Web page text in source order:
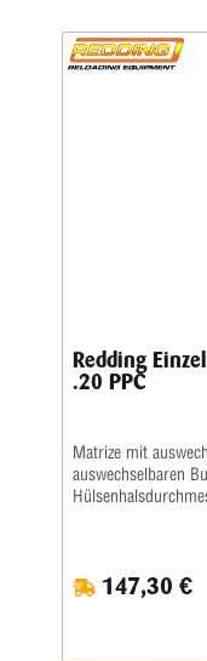
Redding
.20 PPC
Matrize mit
auswechselbaren
Body Die-
Satz enthalten,
147,30 €